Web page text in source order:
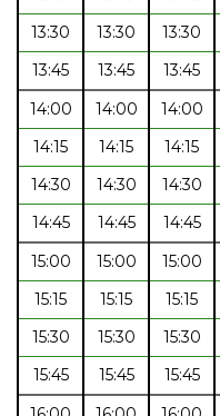
13:30
13:30 13:30
13:45
13:45 13:45
14:00
14:00 14:00
14:15
14:15 14:15
14:30
14:30 14:30
14:45
14:45 14:45
15:00
15:00 15:00
15:15
15:15 15:15
15:30
15:30 15:30
15:45
15:45 15:45